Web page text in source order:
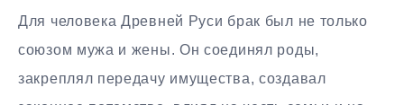
Для человека Древней Руси брак был не только
союзом мужа и жены. Он соединял роды,
закреплял передачу имущества, создавал